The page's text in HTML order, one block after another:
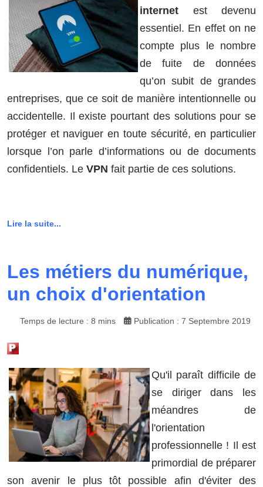
internet est devenu
essentiel. En effet on ne
compte plus le nombre
de fuite de données
qu’on subit de grandes
entreprises, que ce soit de manière intentionnelle ou
accidentelle. Il existe pourtant des solutions pour se
protéger et naviguer en toute sécurité, en particulier
lorsque l’on parle d’informations ou de documents
confidentiels. Le VPN fait partie de ces solutions.
Lire la suite...
Les métiers du numérique,
un choix d'orientation
Temps de lecture : 8 mins Publication : 7 Septembre 2019
Qu'il paraît difficile de
se diriger dans les
méandres de
l'orientation
professionnelle ! Il est
primordial de préparer
son avenir le plus tôt possible afin d'éviter des